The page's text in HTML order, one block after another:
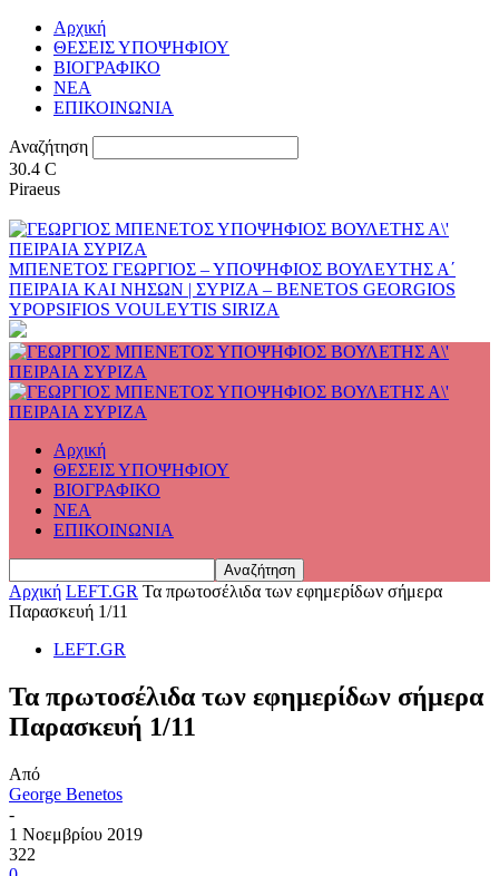
Αρχική
ΘΕΣΕΙΣ ΥΠΟΨΗΦΙΟΥ
ΒΙΟΓΡΑΦΙΚΟ
ΝΕΑ
ΕΠΙΚΟΙΝΩΝΙΑ
Αναζήτηση
30.4 C
Piraeus
ΜΠΕΝΕΤΟΣ ΓΕΩΡΓΙΟΣ – ΥΠΟΨΗΦΙΟΣ ΒΟΥΛΕΥΤΗΣ Α΄
ΠΕΙΡΑΙΑ ΚΑΙ ΝΗΣΩΝ | ΣΥΡΙΖΑ – BENETOS GEORGIOS
YPOPSIFIOS VOULEYTIS SIRIZA
Αρχική
ΘΕΣΕΙΣ ΥΠΟΨΗΦΙΟΥ
ΒΙΟΓΡΑΦΙΚΟ
ΝΕΑ
ΕΠΙΚΟΙΝΩΝΙΑ
Αρχική LEFT.GR Τα πρωτοσέλιδα των εφημερίδων σήμερα
Παρασκευή 1/11
LEFT.GR
Τα πρωτοσέλιδα των εφημερίδων σήμερα
Παρασκευή 1/11
Από
George Benetos
-
1 Νοεμβρίου 2019
322